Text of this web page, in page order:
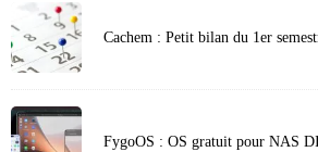
Cachem : Petit bilan du 1er
FygoOS : OS gratuit pour NAS